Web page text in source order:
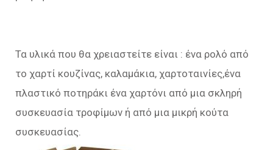
Τα υλικά που θα χρειαστείτε είναι : ένα ρολό από
το χαρτί κουζίνας, καλαμάκια, χαρτοταινίες,ένα
πλαστικό ποτηράκι ένα χαρτόνι από μια σκληρή
συσκευασία τροφίμων ή από μια μικρή κούτα
συσκευασίας.